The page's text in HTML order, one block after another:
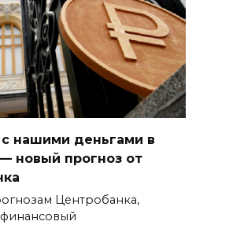
нашими деньгами в
новый прогноз от
Центробанка,